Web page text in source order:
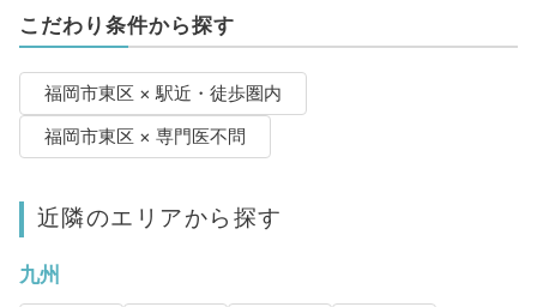
こだわり条件から探す
福岡市東区 × 駅近・徒歩圏内
福岡市東区 × 専門医不問
近隣のエリアから探す
九州